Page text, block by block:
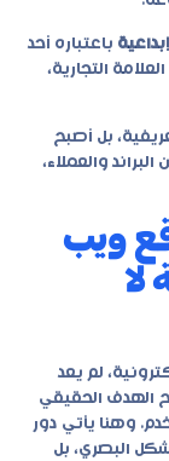
باعتباره أحد
التجارية،
بل أصبح
والعملاء،
ويب
لا
لم يعد
الهدف الحقيقي
وهنا يأتي دور
البصري، بل